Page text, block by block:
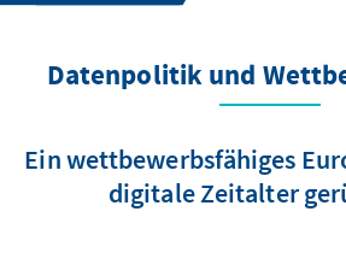
Datenpolitik und
Ein wettbewerbsfähiges
digitale Zeitalter